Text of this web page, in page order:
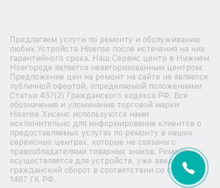
Предлагаем услуги по ремонту и обслуживанию
любых Устройств Hisense после истечения на них
гарантийного срока. Наш Сервис центр в Нижнем
Новгороде является неавторизованным центром.
Предложение цен на ремонт на сайте не является
публичной офертой, определяемой положениями
Статьи 437(2) Гражданского кодекса РФ. Все
обозначения и упоминания торговой марки
Hisense Хисенс используются нами
исключительно для информирования клиентов о
предоставляемых услугах по ремонту в наших
сервисных центрах, которые не связаны с
правообладателями товарных знаков. Ремонт
осуществляется для устройств, уже введенных в
гражданский оборот в соответствии со статьей
1487 ГК РФ.